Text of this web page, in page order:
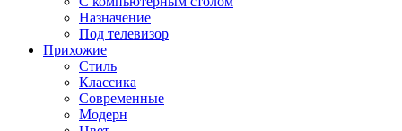
Назначение
Под телевизор
Прихожие
Стиль
Классика
Современные
Модерн